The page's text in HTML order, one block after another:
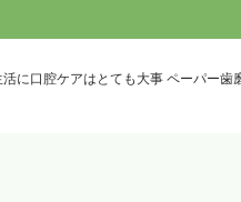
に口腔ケアはとても大事 ペーパー